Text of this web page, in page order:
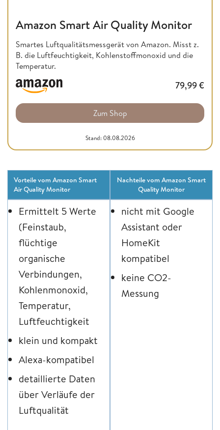
Amazon Smart Air Quality Monitor
Smartes Luftqualitätsmessgerät von Amazon. Misst z.
B. die Luftfeuchtigkeit, Kohlenstoffmonoxid und die
Temperatur.
79,99€
Zum Shop
Stand: 08.08.2026
Vorteile vom Amazon Smart
Air Quality Monitor
Nachteile vom Amazon Smart
Quality Monitor
Ermittelt 5 Werte
(Feinstaub,
flüchtige
organische
Verbindungen,
Kohlenmonoxid,
Temperatur,
Luftfeuchtigkeit
klein und kompakt
Alexa-kompatibel
detaillierte Daten
über Verläufe der
Luftqualität
nicht mit Google
Assistant oder
HomeKit
kompatibel
keine CO2-
Messung